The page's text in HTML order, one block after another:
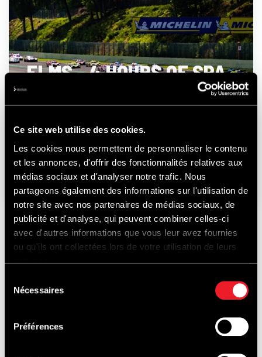
Ce site web utilise des cookies.
Les cookies nous permettent de personnaliser le contenu
et les annonces, d'offrir des fonctionnalités relatives aux
médias sociaux et d'analyser notre trafic. Nous
partageons également des informations sur l'utilisation de
notre site avec nos partenaires de médias sociaux, de
publicité et d'analyse, qui peuvent combiner celles-ci
avec d'autres informations que vous leur avez fournies
ou qu'ils ont collectées lors de votre utilisation de leurs
services.
Nécessaires
Préférences
ELMS - 4 HOURS OF SPA
- FRANCORCHAMPS
21-22-23 AUGUSTUS
2026
ONTDEK